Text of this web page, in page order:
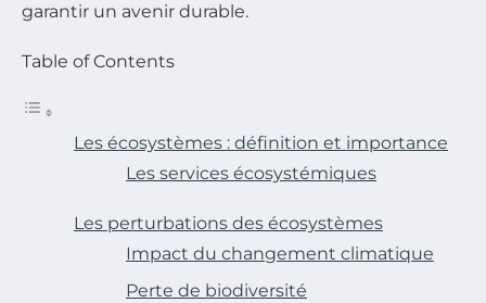
garantir un avenir durable.
Table of Contents
Les écosystèmes : définition et importance
Les services écosystémiques
Les perturbations des écosystèmes
Impact du changement climatique
Perte de biodiversité